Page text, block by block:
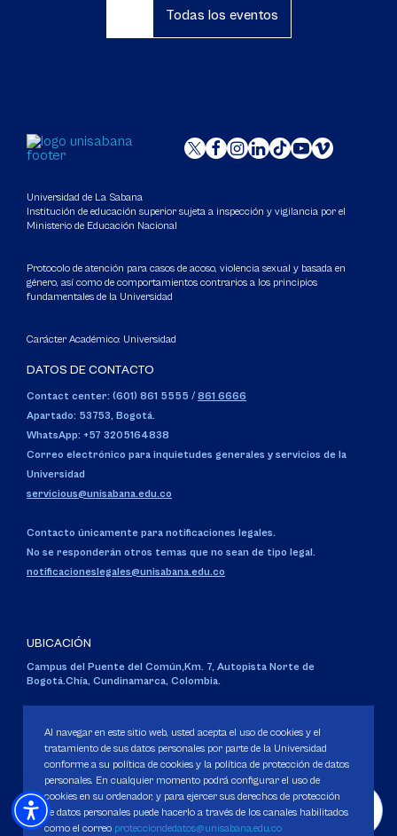
Todas los eventos
Universidad de La Sabana
Institución de educación superior sujeta a inspección y vigilancia por el
Ministerio de Educación Nacional
Protocolo de atención para casos de acoso, violencia sexual y basada en
género, así como de comportamientos contrarios a los principios
fundamentales de la Universidad
Carácter Académico: Universidad
DATOS DE CONTACTO
Contact center: (601) 861 5555 / 861 6666
Apartado: 53753, Bogotá.
WhatsApp: +57 3205164838
Correo electrónico para inquietudes generales y servicios de la
Universidad
servicious@unisabana.edu.co
Contacto únicamente para notificaciones legales.
No se responderán otros temas que no sean de tipo legal.
notificacioneslegales@unisabana.edu.co
UBICACIÓN
Campus del Puente del Común,Km. 7, Autopista Norte de
Bogotá.Chía, Cundinamarca, Colombia.
Personería Jurídica:Resolución 130 del 14 de enero de 1980.
Ministerio de Educación Nacional.
Al navegar en este sitio web, usted acepta el uso de cookies y el
tratamiento de sus datos personales por parte de la Universidad
conforme a su política de cookies y la política de protección de datos
personales. En cualquier momento podrá configurar el uso de
cookies en su ordenador, y para ejercer sus derechos de protección
de datos personales puede hacerlo a través de los canales habilitados
como el correo protecciondedatos@unisabana.edu.co